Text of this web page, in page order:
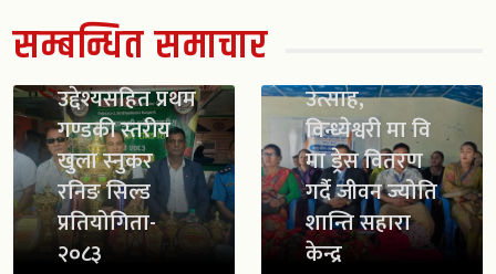
सम्बन्धित समाचार
व्यावसायिक
बनाउने
उद्देश्यसहित प्रथम
गण्डकी स्तरीय
खुला स्नुकर
रनिङ सिल्ड
प्रतियोगिता-
२०८३
उत्साह,
विन्ध्येश्वरी मा वि
मा ड्रेस वितरण
गर्दै जीवन ज्योति
शान्ति सहारा
केन्द्र